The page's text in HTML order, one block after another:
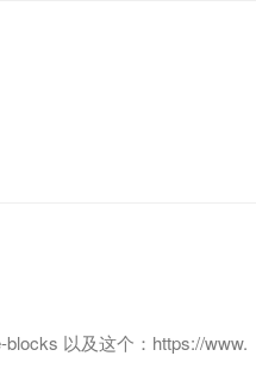
以及这个：https://www.